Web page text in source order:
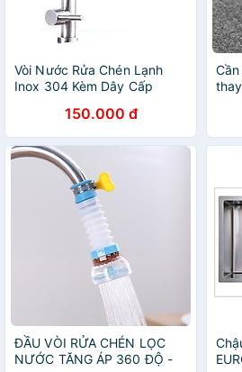
Vòi Nước Rửa Chén Lạnh
Inox 304 Kèm Dây Cấp
150.000 đ
ĐẦU VÒI RỬA CHÉN LỌC
NƯỚC TĂNG ÁP 360 ĐỘ -